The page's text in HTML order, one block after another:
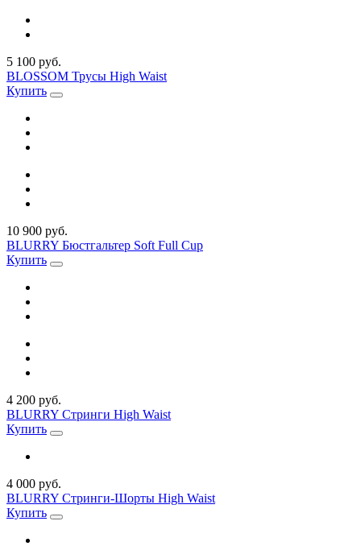
5 100 руб.
BLOSSOM Трусы High Waist
Купить
10 900 руб.
BLURRY Бюстгальтер Soft Full Cup
Купить
4 200 руб.
BLURRY Стринги High Waist
Купить
4 000 руб.
BLURRY Стринги-Шорты High Waist
Купить